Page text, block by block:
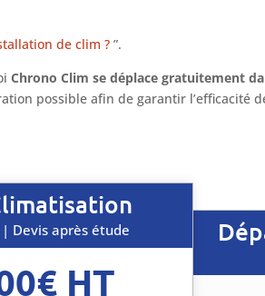
de clim ? ”.
Chrono Clim se déplace gratuitement
possible afin de garantir l’efficacité
Devis après étude
HT